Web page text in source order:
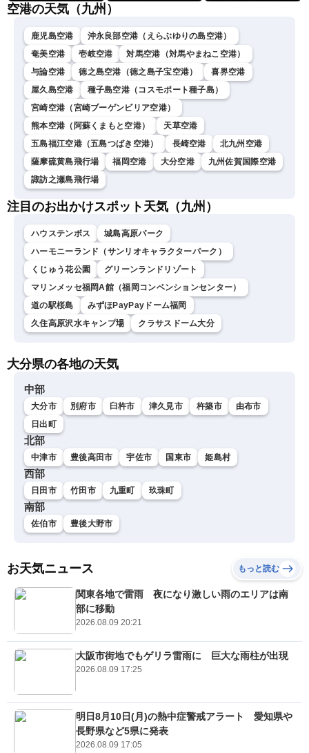
空港の天気（九州）
鹿児島空港
沖永良部空港（えらぶゆりの島空港）
奄美空港
壱岐空港
対馬空港（対馬やまねこ空港）
与論空港
徳之島空港（徳之島子宝空港）
喜界空港
屋久島空港
種子島空港（コスモポート種子島）
宮崎空港（宮崎ブーゲンビリア空港）
熊本空港（阿蘇くまもと空港）
天草空港
五島福江空港（五島つばき空港）
長崎空港
北九州空港
薩摩硫黄島飛行場
福岡空港 大分空港
九州佐賀国際空港
諏訪之瀬島飛行場
注目のお出かけスポット天気（九州）
ハウステンボス
城島高原パーク
ハーモニーランド（サンリオキャラクターパーク）
くじゅう花公園
グリーンランドリゾート
マリンメッセ福岡A館（福岡コンベンションセンター）
道の駅桜島
みずほPayPayドーム福岡
久住高原沢水キャンプ場
クラサスドーム大分
大分県の各地の天気
中部
大分市 別府市 臼杵市 津久見市 杵築市
由布市
日出町
北部
中津市 豊後高田市 宇佐市 国東市 姫島村
西部
日田市 竹田市 九重町 玖珠町
南部
佐伯市 豊後大野市
お天気ニュース もっと読む
関東各地で雷雨 夜になり激しい雨のエリアは南
部に移動
2026.08.09 20:21
大阪市街地でもゲリラ雷雨に 巨大な雨柱が出現
2026.08.09 17:25
明日8月10日(月)の熱中症警戒アラート 愛知県や
長野県など5県に発表
2026.08.09 17:05